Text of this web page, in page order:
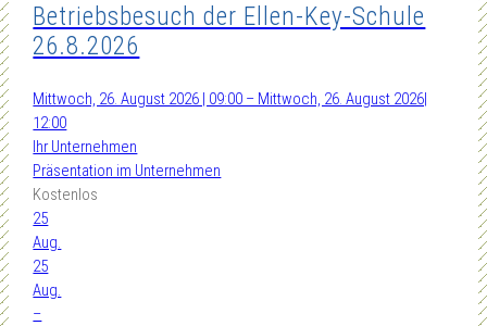
Betriebsbesuch der Ellen-Key-Schule
26.8.2026
Mittwoch, 26. August 2026 | 09:00 – Mittwoch, 26. August 2026|
12:00
Ihr Unternehmen
Präsentation im Unternehmen
Kostenlos
25
Aug.
25
Aug.
–